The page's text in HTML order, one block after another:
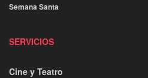
Semana Santa
SERVICIOS
Cine y Teatro